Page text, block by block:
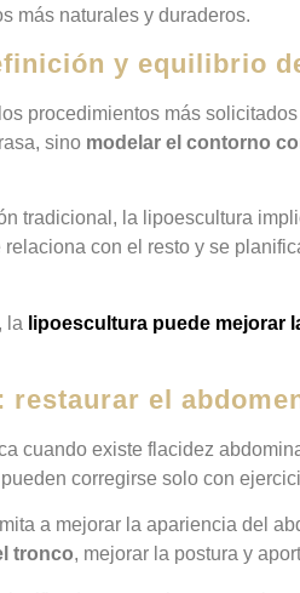
más naturales y duraderos.
y equilibrio
procedimientos más
sino modelar el contorno
tradicional, la lipoescultura
con el resto y se
la lipoescultura puede mejorar
restaurar el
cuando existe flacidez
corregirse solo con
a mejorar la apariencia del
tronco, mejorar la postura y